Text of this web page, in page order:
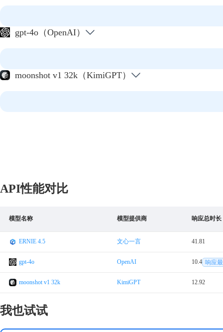
gpt-4o（OpenAI）
moonshot v1 32k（KimiGPT）
API性能对比
模型名称 模型提供商 响应总时长
ERNIE 4.5 文心一言 41.81
gpt-4o OpenAI 10.4 响应
moonshot v1 32k KimiGPT 12.92
我也试试